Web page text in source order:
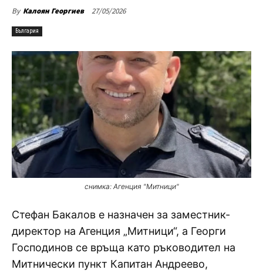
By Калоян Георгиев 27/05/2026
България
снимка: Агенция "Митници"
Стефан Бакалов е назначен за заместник-
директор на Агенция „Митници“, а Георги
Господинов се връща като ръководител на
Митнически пункт Капитан Андреево,